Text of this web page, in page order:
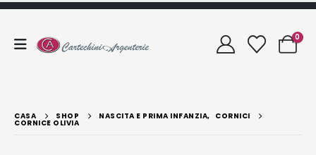
0
CASA SHOP NASCITA E PRIMA INFANZIA, CORNICI
CORNICE OLIVIA